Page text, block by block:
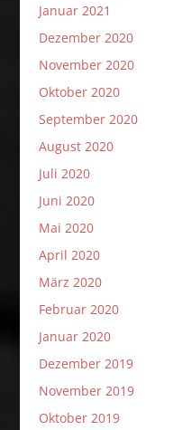
Januar 2021
Dezember 2020
November 2020
Oktober 2020
September 2020
August 2020
Juli 2020
Juni 2020
Mai 2020
April 2020
März 2020
Februar 2020
Januar 2020
Dezember 2019
November 2019
Oktober 2019